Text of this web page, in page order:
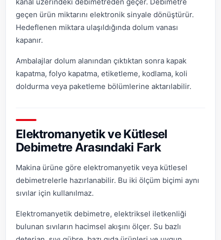
geçen ürün miktarını elektronik sinyale dönüştürür.
Hedeflenen miktara ulaşıldığında dolum vanası
kapanır.
Ambalajlar dolum alanından çıktıktan sonra kapak
kapatma, folyo kapatma, etiketleme, kodlama, koli
doldurma veya paketleme bölümlerine aktarılabilir.
Elektromanyetik ve Kütlesel
Debimetre Arasındaki Fark
Makina ürüne göre elektromanyetik veya kütlesel
debimetrelerle hazırlanabilir. Bu iki ölçüm biçimi aynı
sıvılar için kullanılmaz.
Elektromanyetik debimetre, elektriksel iletkenliği
bulunan sıvıların hacimsel akışını ölçer. Su bazlı